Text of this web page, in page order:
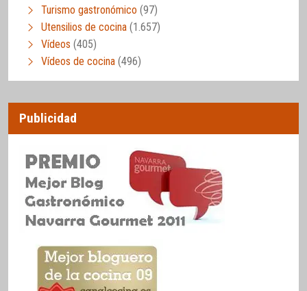
Turismo gastronómico (97)
Utensilios de cocina (1.657)
Vídeos (405)
Vídeos de cocina (496)
Publicidad